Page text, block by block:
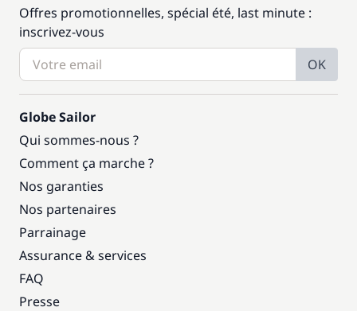
Offres promotionnelles, spécial été, last minute :
inscrivez-vous
OK
Globe Sailor
Qui sommes-nous ?
Comment ça marche ?
Nos garanties
Nos partenaires
Parrainage
Assurance & services
FAQ
Presse